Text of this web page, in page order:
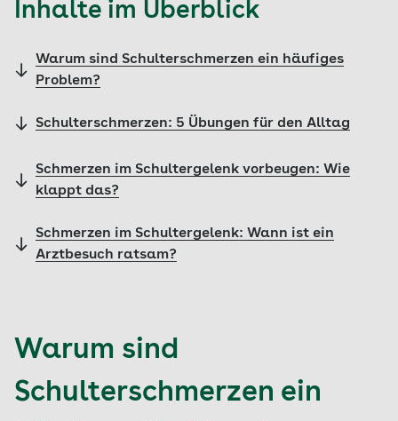
Inhalte im Überblick
Warum sind Schulterschmerzen ein häufiges
Problem?
Schulterschmerzen: 5 Übungen für den Alltag
Schmerzen im Schultergelenk vorbeugen: Wie
klappt das?
Schmerzen im Schultergelenk: Wann ist ein
Arztbesuch ratsam?
Warum sind
Schulterschmerzen ein